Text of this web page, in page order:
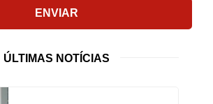
ENVIAR
ÚLTIMAS NOTÍCIAS